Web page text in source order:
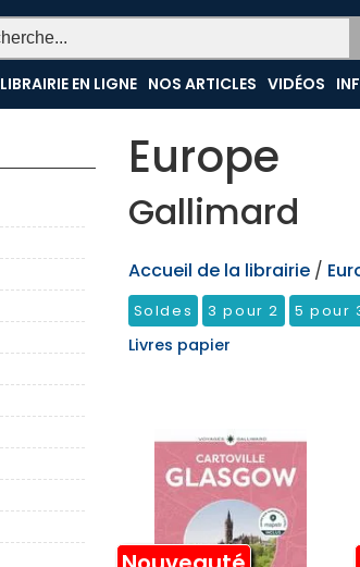
LIBRAIRIE EN LIGNE NOS ARTICLES VIDÉOS
Europe
Gallimard
Accueil de la librairie /
Soldes 3 pour 2 5 pour
Livres papier